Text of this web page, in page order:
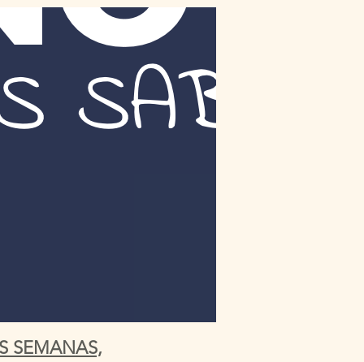
SEMANAS,